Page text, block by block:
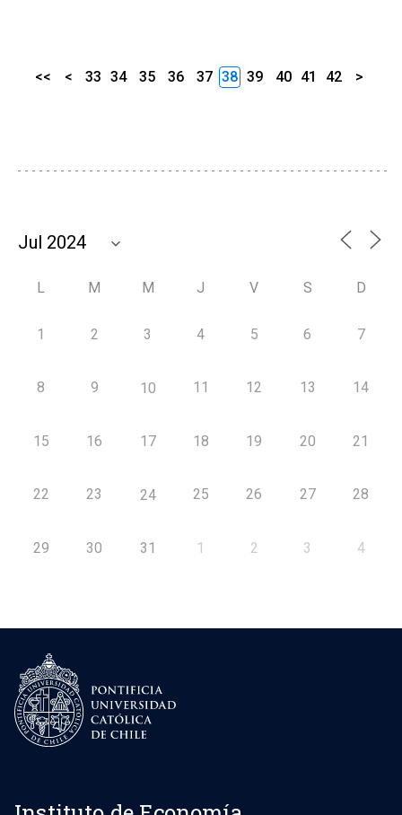
<< < 33 34 35 36 37 38 39 40 41 42 >
L M M J V S D
1 2 3 4 5 6 7
8 9 10 11 12 13 14
15 16 17 18 19 20 21
22 23 24 25 26 27 28
29 30 31 1 2 3 4